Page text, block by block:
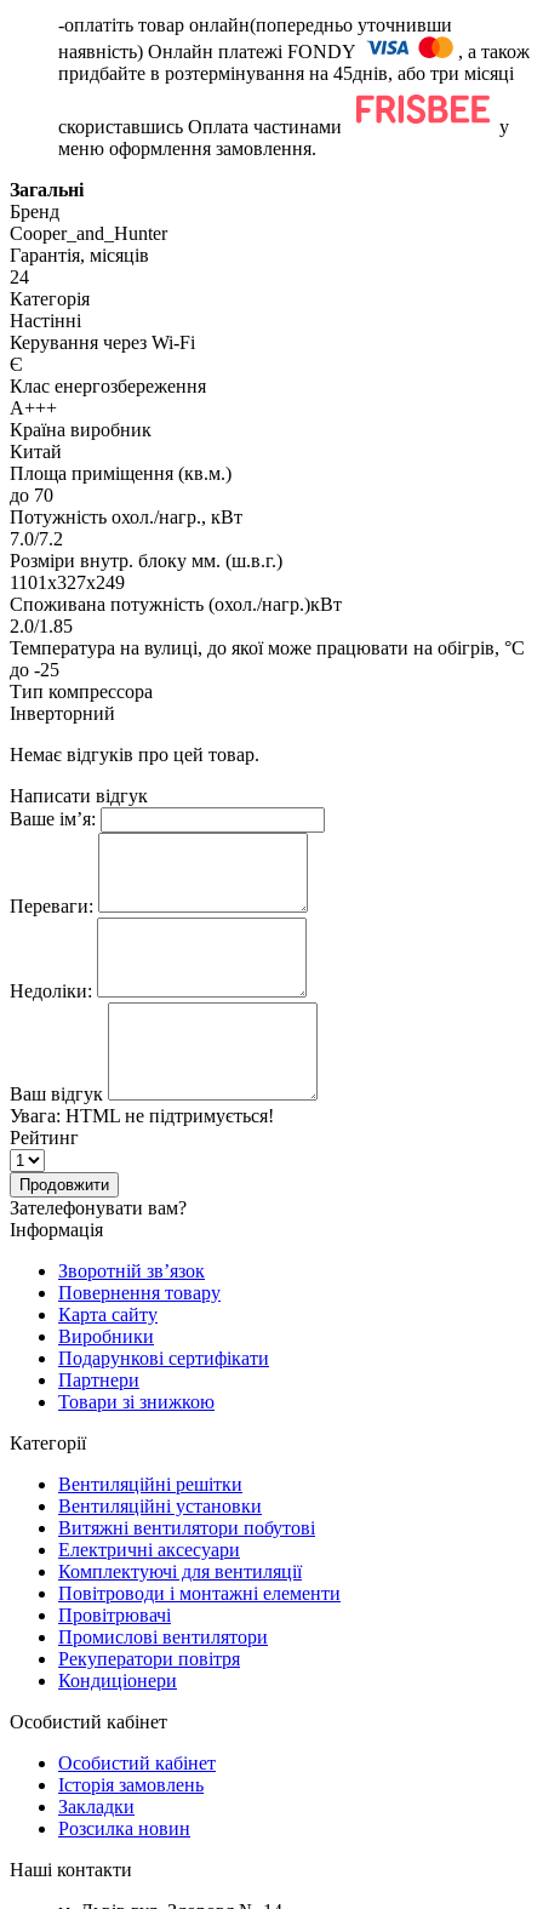
-оплатіть товар онлайн(попередньо уточнивши
наявність) Онлайн платежі FONDY
, а також
придбайте в розтермінування на 45днів, або три місяці
скориставшись Оплата частинами
у
меню оформлення замовлення.
Загальні
Бренд
Cooper_and_Hunter
Гарантія, місяців
24
Категорія
Настінні
Керування через Wi-Fi
Є
Клас енергозбереження
А+++
Країна виробник
Китай
Площа приміщення (кв.м.)
до 70
Потужність охол./нагр., кВт
7.0/7.2
Розміри внутр. блоку мм. (ш.в.г.)
1101х327х249
Споживана потужність (охол./нагр.)кВт
2.0/1.85
Температура на вулиці, до якої може працювати на обігрів, °C
до -25
Тип компрессора
Інверторний
Немає відгуків про цей товар.
Написати відгук
Ваше ім’я:
Переваги:
Недоліки:
Ваш відгук
Увага: HTML не підтримується!
Рейтинг
Продовжити
Зателефонувати вам?
Інформація
Зворотній зв’язок
Повернення товару
Карта сайту
Виробники
Подарункові сертифікати
Партнери
Товари зі знижкою
Категорії
Вентиляційні решітки
Вентиляційні установки
Витяжні вентилятори побутові
Електричні аксесуари
Комплектуючі для вентиляції
Повітроводи і монтажні елементи
Провітрювачі
Промислові вентилятори
Рекуператори повітря
Кондиціонери
Особистий кабінет
Особистий кабінет
Історія замовлень
Закладки
Розсилка новин
Наші контакти